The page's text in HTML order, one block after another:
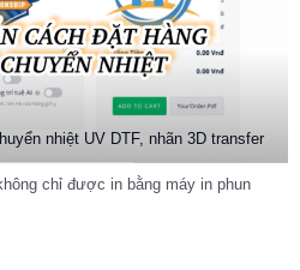
nhiệt UV DTF, nhãn 3D transfer
chỉ được in bằng máy in phun